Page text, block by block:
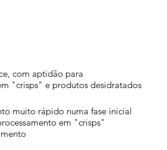
com aptidão para
"crisps" e produtos desidratados
muito rápido numa fase inicial
em "crisps"